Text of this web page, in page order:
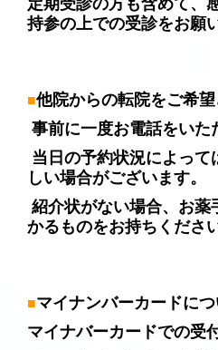
持参の上での受診をお願
■他院からの転院をご希
事前に一度お電話をいた
当日の予約状況によって
しい場合がございます。
紹介状がない場合、お薬
かるものをお持ちください
■マイナンバーカードに
マイナバーカードでの受